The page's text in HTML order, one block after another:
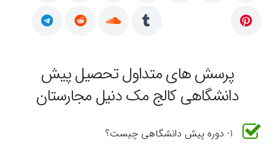
پرسش های متداول تحصیل پیش
دانشگاهی کالج مک دنیل مجارستان
1- دوره پیش دانشگاهی چیست؟